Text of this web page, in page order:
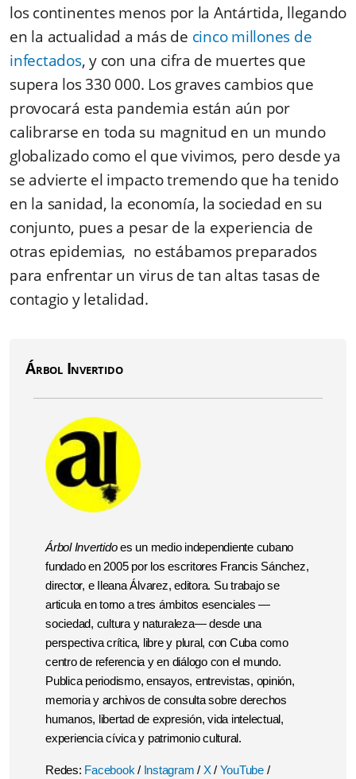
los continentes menos por la Antártida, llegando
en la actualidad a más de cinco millones de
infectados, y con una cifra de muertes que
supera los 330 000. Los graves cambios que
provocará esta pandemia están aún por
calibrarse en toda su magnitud en un mundo
globalizado como el que vivimos, pero desde ya
se advierte el impacto tremendo que ha tenido
en la sanidad, la economía, la sociedad en su
conjunto, pues a pesar de la experiencia de
otras epidemias, no estábamos preparados
para enfrentar un virus de tan altas tasas de
contagio y letalidad.
Árbol Invertido
Árbol Invertidoes un medio independiente cubano
fundado en 2005 por los escritores Francis Sánchez,
director, e Ileana Álvarez, editora. Su trabajo se
articula en torno a tres ámbitos esenciales —
sociedad, cultura y naturaleza— desde una
perspectiva crítica, libre y plural, con Cuba como
centro de referencia y en diálogo con el mundo.
Publica periodismo, ensayos, entrevistas, opinión,
memoria y archivos de consulta sobre derechos
humanos, libertad de expresión, vida intelectual,
experiencia cívica y patrimonio cultural.
Redes: Facebook/ Instagram / X/ YouTube /